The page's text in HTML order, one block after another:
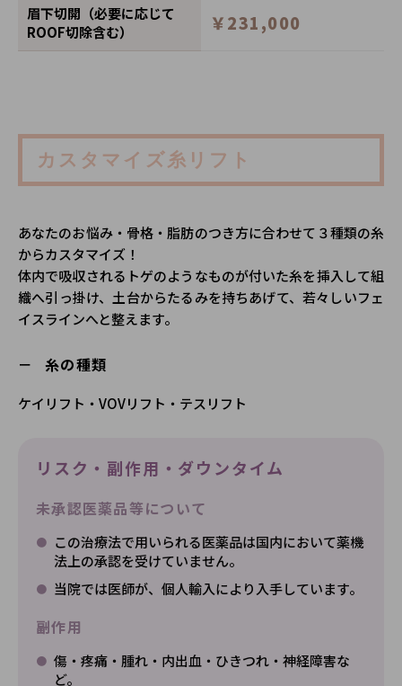
眉下切開（必要に応じて
ROOF切除含む）
￥231,000
カスタマイズ糸リフト
あなたのお悩み・骨格・脂肪のつき方に合わせて３種類の糸
からカスタマイズ！
体内で吸収されるトゲのようなものが付いた糸を挿入して組
織へ引っ掛け、土台からたるみを持ちあげて、若々しいフェ
イスラインへと整えます。
糸の種類
ケイリフト・VOVリフト・テスリフト
リスク・副作用・ダウンタイム
未承認医薬品等について
この治療法で用いられる医薬品は国内において薬機
法上の承認を受けていません。
当院では医師が、個人輸入により入手しています。
副作用
傷・疼痛・腫れ・内出血・ひきつれ・神経障害な
ど。